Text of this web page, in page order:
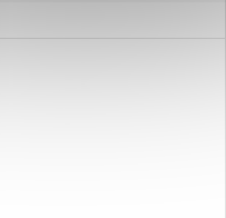
nečistoty, snadná údržba,